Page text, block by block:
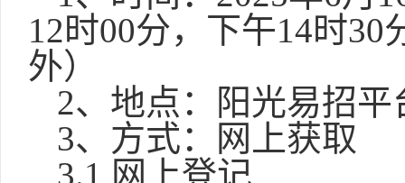
12时00分，下午14时30
外）
2、地点：阳光易招平
3、方式：网上获取
3.1 网上登记